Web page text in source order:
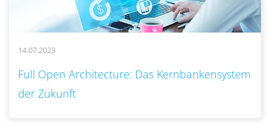
14.07.2023
Full Open Architecture: Das Kernbankensystem
der Zukunft